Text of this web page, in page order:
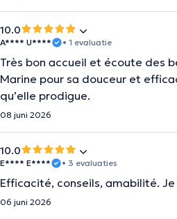
10.0
A**** U**** • 1 evaluatie
Très bon accueil et écoute des
Marine pour sa douceur et
qu’elle prodigue.
08 juni 2026
10.0
E**** E**** • 3 evaluaties
Efficacité, conseils, amabilité.
06 juni 2026